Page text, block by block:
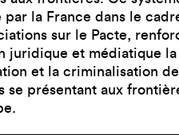
par la France dans le
sur le Pacte,
juridique et médiatique la
et la criminalisation
se présentant aux